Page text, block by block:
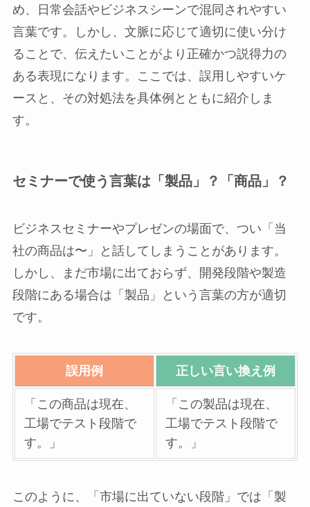
め、日常会話やビジネスシーンで混同されやすい
言葉です。しかし、文脈に応じて適切に使い分け
ることで、伝えたいことがより正確かつ説得力の
ある表現になります。ここでは、誤用しやすいケ
ースと、その対処法を具体例とともに紹介しま
す。
セミナーで使う言葉は「製品」？「商品」？
ビジネスセミナーやプレゼンの場面で、つい「当
社の商品は〜」と話してしまうことがあります。
しかし、まだ市場に出ておらず、開発段階や製造
段階にある場合は「製品」という言葉の方が適切
です。
誤用例 正しい言い換え例
「この商品は現在、
工場でテスト段階で
す。」
「この製品は現在、
工場でテスト段階で
す。」
このように、「市場に出ていない段階」では「製